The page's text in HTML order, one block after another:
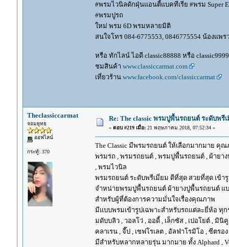
#พรมไวนิลดักฝุ่นแอนตี้แบคทีเรีย #พรม Super
#พรมปูรถ
ใหม่ พรม 6D พรมหลายมิติ
สนใจโทร 084-6775553, 0846775554 น้องแพ
หรือ ทักไลน์ ไอดี classic88888 หรือ
ชมสินค้า www.classiccarmat.com
เที่ยวร้าน www.facebook.com/classiccarmat
Theclassiccarmat
จอมยุทธ
ออฟไลน์
กระทู้: 370
Re: The classic พรมปูพื้นรถยนต์ ระดับพรี
« ตอบ #219 เมื่อ:21 พฤษภาคม 2018, 07:52:34 »
The Classic มีพรมรถยนต์ ให้เลือกมากมาย คุ
พรมรถ , พรมรถยนต์ , พรมปูพื้นรถยนต์ , ผ้ายา
, พรมไวนิล
พรมรถยนต์ ระดับพรีเมี่ยม ดีที่สุด สวยที่สุด เข้ารู
จำหน่ายพรมปูพื้นรถยนต์ ผ้ายางปูพื้นรถยนต์ แบบ
สำหรับผู้ที่ต้องการความมั่นใจเรื่องคุณภาพ
มีแบบพรมเข้ารูปเฉพาะสำหรับรถแต่ละยี่ห้อ ทุก
มดับบลิว , วอลโว่ , ออดี้ , เล็กซัส , เปอโยต์ , มินิ
คลาเรน , จี๊ป , เชฟโรเลต , อัลฟ่าโรมิโอ , ซีตร
มีสำหรับหลากหลายรุ่น มากมาย ทั้ง Alphard ,